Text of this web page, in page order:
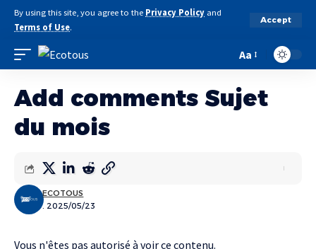
By using this site, you agree to the Privacy Policy and
Terms of Use.
Accept
Aa
Add comments Sujet
du mois
. 2025/05/23
ECOTOUS
Vous n'êtes pas autorisé à voir ce contenu.